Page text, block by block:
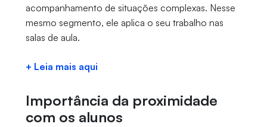
acompanhamento de situações complexas. Nesse
mesmo segmento, ele aplica o seu trabalho nas
salas de aula.
+ Leia mais aqui
Importância da proximidade
com os alunos